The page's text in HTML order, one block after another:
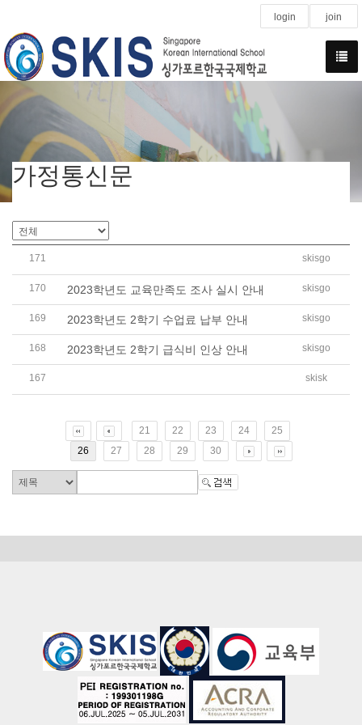
login join
가정통신문
171 skisgo
170 2023학년도 교육만족도 조사 실시 안내 skisgo
169 2023학년도 2학기 수업료 납부 안내 skisgo
168 2023학년도 2학기 급식비 인상 안내 skisgo
167 [SKIS 학부모] 1호 자녀의 마음이 건강하게 자라도록 이렇
skisk
21 22 23 24
25
26
27 28 29 30